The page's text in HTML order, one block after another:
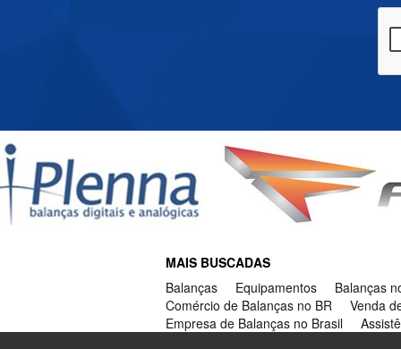
MAIS BUSCADAS
Balanças
Equipamentos Balanças
Comércio de Balanças no BR
Venda
Empresa de Balanças no Brasil